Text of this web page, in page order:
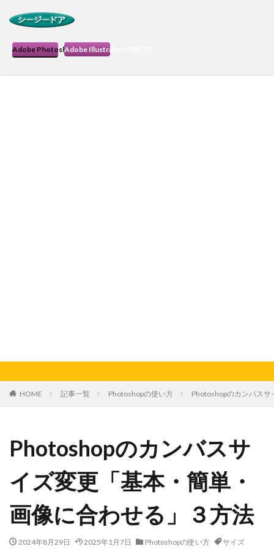
Adobe Photoshopの使い方Adobe Illustratorの使い方
HOME 記事一覧 Photoshopの使い方 Photoshopのカンバス
Photoshopのカンバスサ
イズ変更「基本・簡単・
画像に合わせる」３方法
2024年8月29日 2025年1月7日 Photoshopの使い方 サイズ